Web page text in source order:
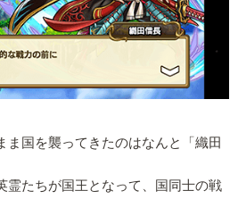
ま国を襲ってきたのはなんと「織田
霊たちが国王となって、国同士の戦